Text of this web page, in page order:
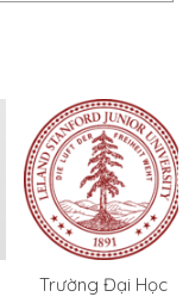
Trường Đại Học